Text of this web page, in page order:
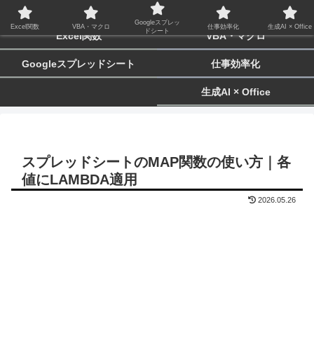
biz-tactics
Excel関数 VBA・マクロ
Googleスプレッドシート 仕事効率化
生成AI × Office
スプレッドシートのMAP関数の使い方｜各
値にLAMBDA適用
2026.05.26
Excel関数 VBA・マクロ
Googleスプレッ
ドシート
仕事効率化 生成AI × Office